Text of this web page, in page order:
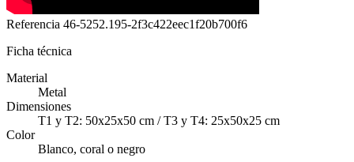
Referencia 46-5252.195-2f3c422eec1f20b700f6
Ficha técnica
Material
Metal
Dimensiones
T1 y T2: 50x25x50 cm / T3 y T4: 25x50x25 cm
Color
Blanco, coral o negro